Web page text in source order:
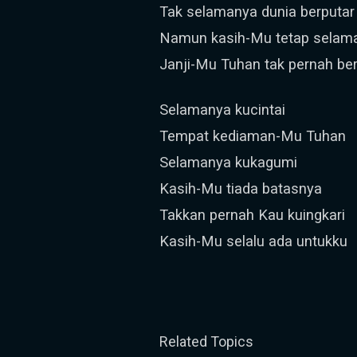
Tak selamanya dunia berputar
Namun kasih-Mu tetap
Janji-Mu Tuhan tak pernah
Selamanya kucintai
Tempat kediaman-Mu Tuhan
Selamanya kukagumi
Kasih-Mu tiada batasnya
Takkan pernah Kau kuingkari
Kasih-Mu selalu ada untukku
Related Topics